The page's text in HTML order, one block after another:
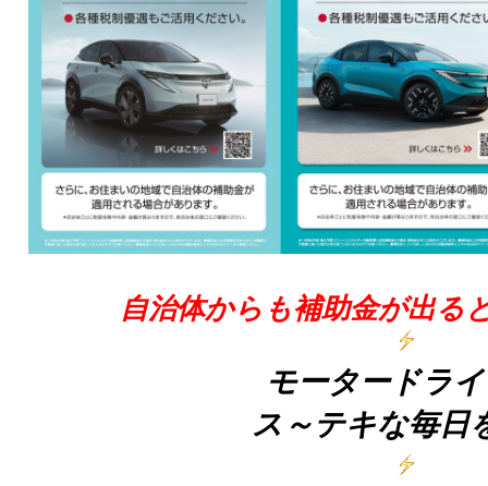
自治体からも補助金が出る
モータードラ
ス～テキな毎日